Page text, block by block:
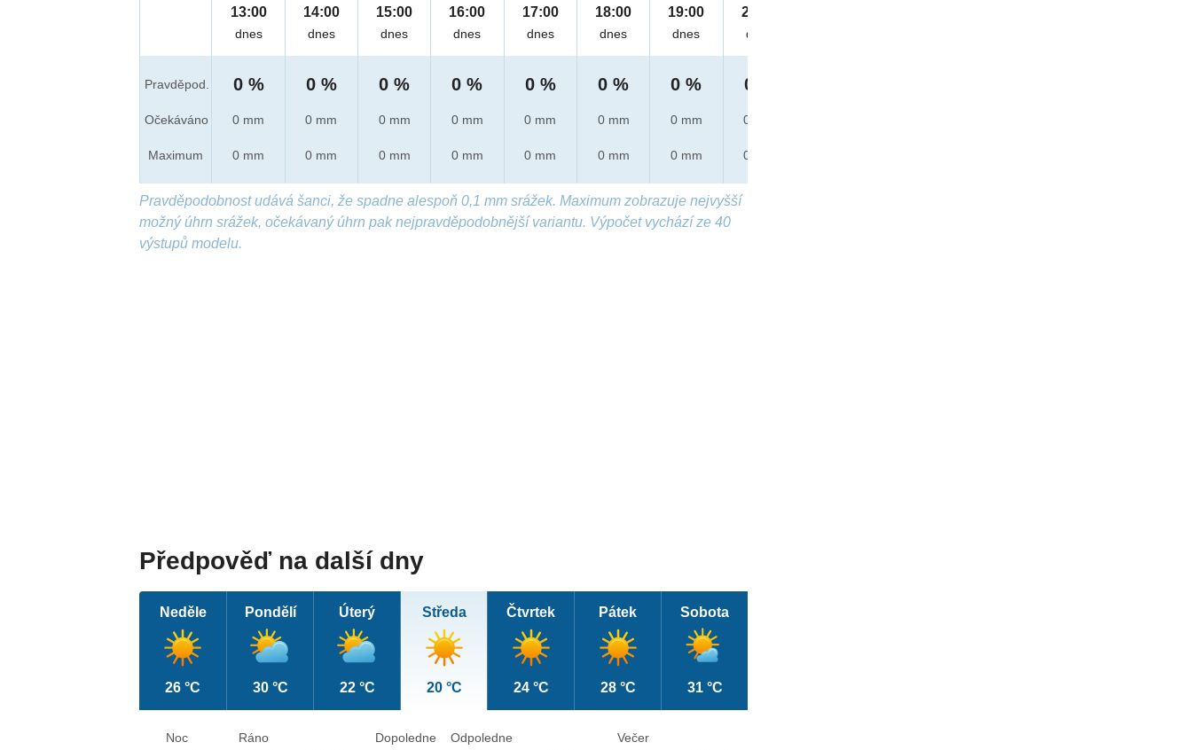
Pravděpod.
Očekáváno
Maximum
13:00
dnes
0 %
0 mm
0 mm
14:00
dnes
0 %
0 mm
0 mm
15:00
dnes
0 %
0 mm
0 mm
16:00
dnes
0 %
0 mm
0 mm
17:00
dnes
0 %
0 mm
0 mm
18:00
dnes
0 %
0 mm
0 mm
19:00
dnes
0 %
0 mm
0 mm
20:00
dnes
0 %
0 mm
0 mm
Pravděpodobnost udává šanci, že spadne alespoň 0,1 mm srážek. Maximum zobrazuje nejvyšší
možný úhrn srážek, očekávaný úhrn pak nejpravděpodobnější variantu. Výpočet vychází ze 40
výstupů modelu.
Předpověď na další dny
Neděle
26 °C
Pondělí
30 °C
Úterý
22 °C
Středa
20 °C
Čtvrtek
24 °C
Pátek
28 °C
Sobota
31 °C
Noc Ráno Dopoledne Odpoledne Večer